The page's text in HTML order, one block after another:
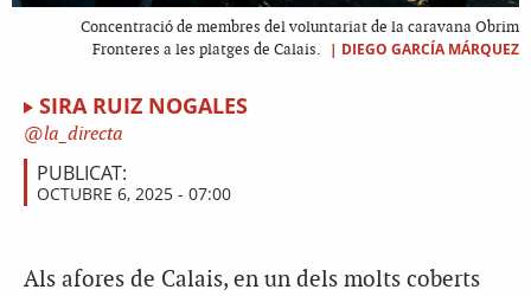
Concentració de membres del voluntariat de la caravana Obrim
Fronteres a les platges de Calais.
| DIEGO GARCÍA MÁRQUEZ
SIRA RUIZ NOGALES
la_directa
PUBLICAT:
OCTUBRE 6, 2025 - 07:00
Als afores de Calais, en un dels molts coberts